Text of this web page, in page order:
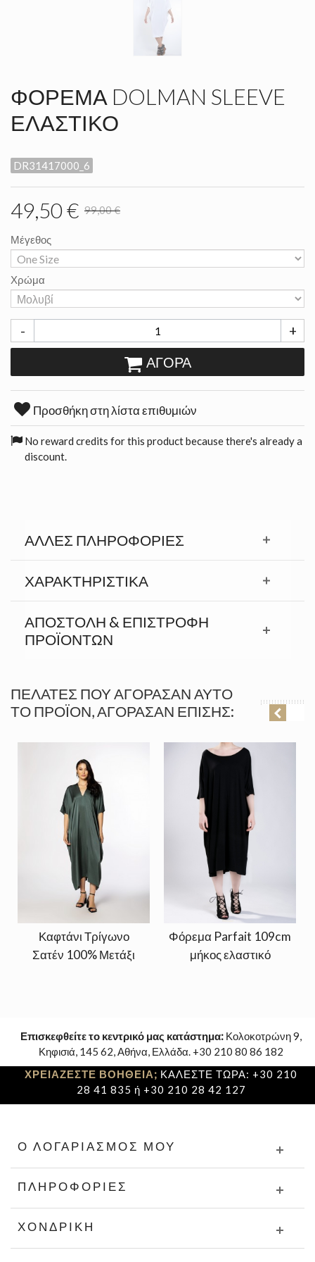
ΦΌΡΕΜΑ DOLMAN SLEEVE
ΕΛΑΣΤΙΚΌ
DR31417000_6
49,50 € 99,00 €
Μέγεθος
Χρώμα
- +
ΑΓΟΡΆ
Προσθήκη στη λίστα επιθυμιών
No reward credits for this product because there's already a
discount.
ΆΛΛΕΣ ΠΛΗΡΟΦΟΡΊΕΣ
ΧΑΡΑΚΤΗΡΙΣΤΙΚΆ
ΑΠΟΣΤΟΛΉ & ΕΠΙΣΤΡΟΦΉ
ΠΡΟΪΟΝΤΩΝ
ΠΕΛΆΤΕΣ ΠΟΥ ΑΓΌΡΑΣΑΝ ΑΥΤΌ
ΤΟ ΠΡΟΪΌΝ, ΑΓΌΡΑΣΑΝ ΕΠΊΣΗΣ:
Καφτάνι Τρίγωνο
Σατέν 100% Μετάξι
Φόρεμα Parfait 109cm
μήκος ελαστικό
Επισκεφθείτε το κεντρικό μας κατάστημα: Κολοκοτρώνη 9,
Κηφισιά, 145 62, Αθήνα, Ελλάδα. +30 210 80 86 182
ΧΡΕΙΑΖΕΣΤΕ ΒΟΗΘΕΙΑ; ΚΑΛΕΣΤΕ ΤΩΡΑ: +30 210
28 41 835 ή +30 210 28 42 127
Ο ΛΟΓΑΡΙΑΣΜΌΣ ΜΟΥ
ΠΛΗΡΟΦΟΡΊΕΣ
ΧΟΝΔΡΙΚΉ